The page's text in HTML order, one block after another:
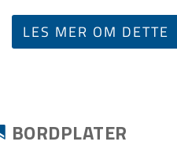
LES MER OM DETTE
BORDPLATER